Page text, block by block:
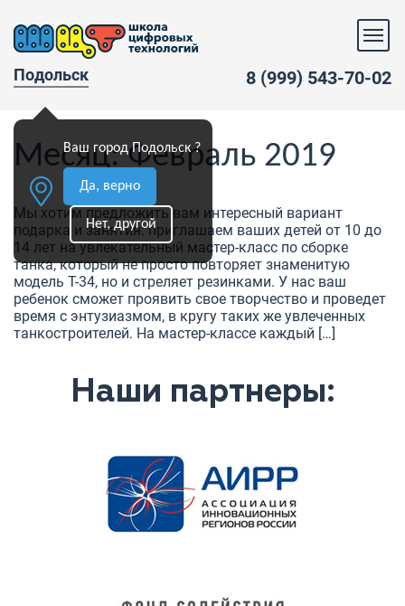
Подольск
Ваш город Подольск ?
Да, верно
Нет, другой
8 (999) 543-70-02
Месяц:Февраль 2019
Мы хотим предложить вам интересный вариант
подарка и занятия: приглашаем ваших детей от 10 до
14 лет на увлекательный мастер-класс по сборке
танка, который не просто повторяет знаменитую
модель Т-34, но и стреляет резинками. У нас ваш
ребенок сможет проявить свое творчество и проведет
время с энтузиазмом, в кругу таких же увлеченных
танкостроителей. На мастер-классе каждый […]
Наши партнеры: